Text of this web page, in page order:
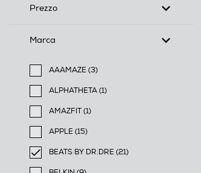
Prezzo
Marca
AAAMAZE (3)
Filtra per Marca: AAAMAZE
ALPHATHETA (1)
Filtra per Marca: ALPHATHETA
AMAZFIT (1)
Filtra per Marca: AMAZFIT
APPLE (15)
Filtra per Marca: APPLE
BEATS BY DR.DRE (21)
selected Filtro applicato per Marca: